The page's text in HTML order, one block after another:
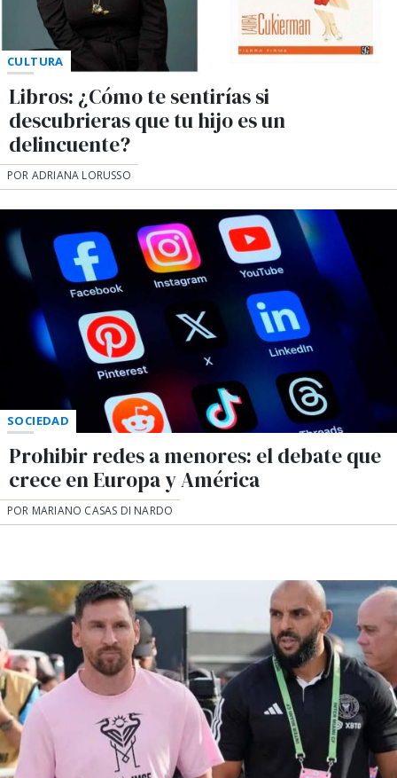
CULTURA
Libros: ¿Cómo te sentirías si
descubrieras que tu hijo es un
delincuente?
POR ADRIANA LORUSSO
SOCIEDAD
Prohibir redes a menores: el debate que
crece en Europa y América
POR MARIANO CASAS DI NARDO